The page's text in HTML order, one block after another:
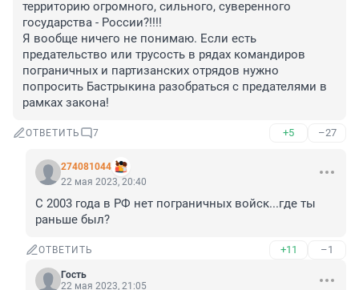
территорию огромного, сильного, суверенного
государства - России?!!!!
Я вообще ничего не понимаю. Если есть
предательство или трусость в рядах командиров
пограничных и партизанских отрядов нужно
попросить Бастрыкина разобраться с предателями в
рамках закона!
ОТВЕТИТЬ 7 +5 –27
274081044
22 мая 2023, 20:40
С 2003 года в РФ нет пограничных войск...где ты
раньше был?
ОТВЕТИТЬ +11 –1
Гость
22 мая 2023, 21:05